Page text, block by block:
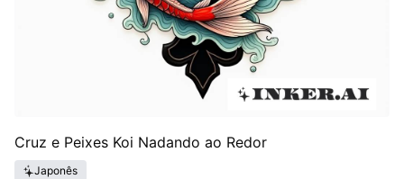
Cruz e Peixes Koi Nadando ao Redor
Japonês